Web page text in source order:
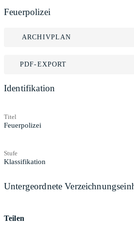
Feuerpolizei
ARCHIVPLAN
PDF-EXPORT
Identifikation
Titel
Feuerpolizei
Stufe
Klassifikation
Untergeordnete
Teilen